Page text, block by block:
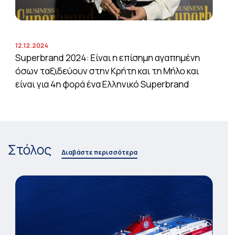
12.12.2024
Superbrand 2024: Είναι η επίσημη αγαπημένη
όσων ταξιδεύουν στην Κρήτη και τη Μήλο και
είναι για 4η φορά ένα Ελληνικό Superbrand
Στόλος Διαβάστε περισσότερα